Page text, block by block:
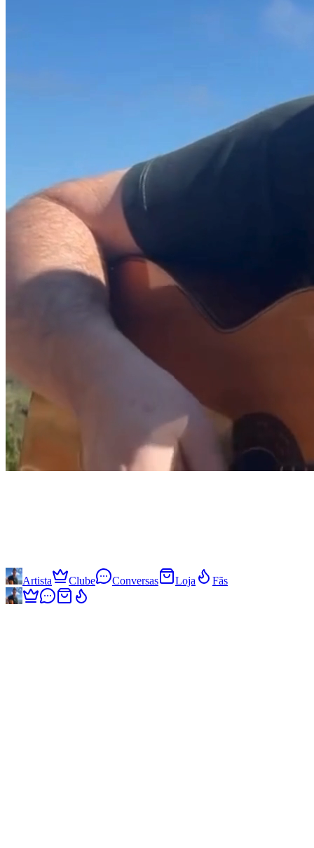
Artista Clube Conversas Loja Fãs